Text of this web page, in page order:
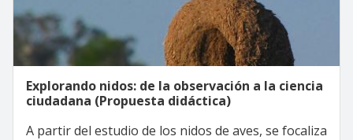
Explorando nidos: de la observación a la ciencia
ciudadana (Propuesta didáctica)
A partir del estudio de los nidos de aves, se focaliza